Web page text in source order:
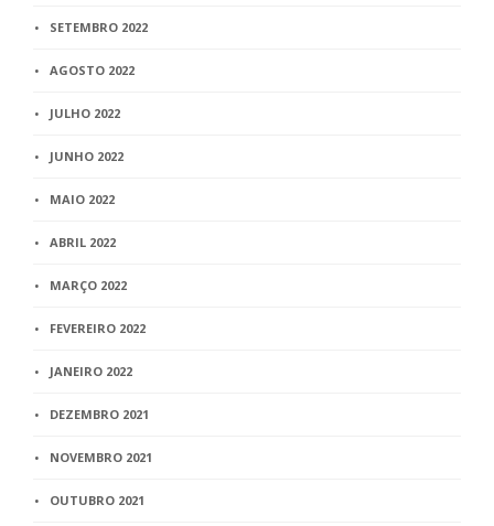
SETEMBRO 2022
AGOSTO 2022
JULHO 2022
JUNHO 2022
MAIO 2022
ABRIL 2022
MARÇO 2022
FEVEREIRO 2022
JANEIRO 2022
DEZEMBRO 2021
NOVEMBRO 2021
OUTUBRO 2021